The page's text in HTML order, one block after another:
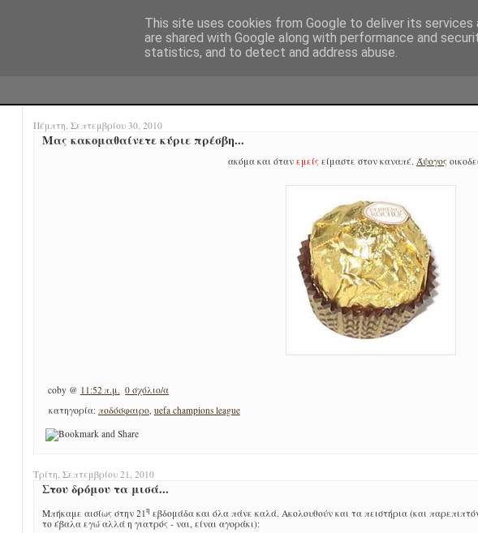
Πέμπτη, Σεπτεμβρίου 30, 2010
Μας κακομαθαίνετε κύριε πρέσβη...
ακόμα και όταν εμείς είμαστε στον καναπέ. Άψογος
coby @ 11:52 π.μ. 0 σχόλιο/α
κατηγορία: ποδόσφαιρο, uefa champions league
Τρίτη, Σεπτεμβρίου 21, 2010
Στου δρόμου τα μισά...
Μπήκαμε αισίως στην 21η εβδομάδα και όλα πάνε καλά. Ακολουθούν και τα πειστήρια (και
το έβαλα εγώ αλλά η γιατρός - ναι, είναι αγοράκι):
This site uses cookies from Google to deliver its
are shared with Google along with performance and
statistics, and to detect and address abuse.